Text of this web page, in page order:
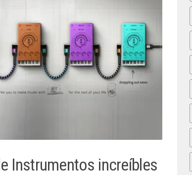
Instrumentos increíbles